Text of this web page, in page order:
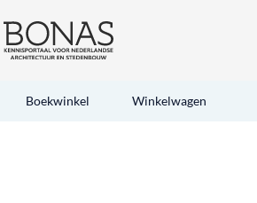
Boekwinkel Winkelwagen